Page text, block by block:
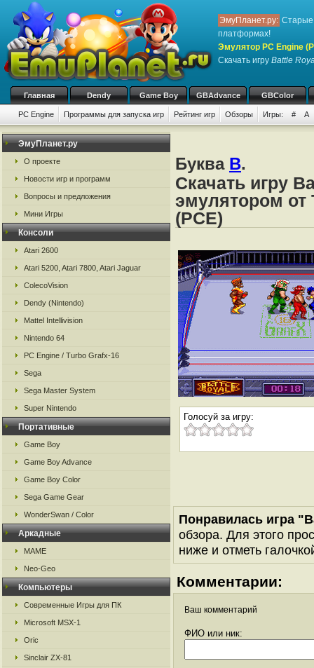
ЭмуПланет.ру: Старые
платформах!
Эмулятор PC Engine
Скачать игру Battle
Главная Dendy Game Boy GBAdvance GBColor
PC Engine Программы для запуска игр Рейтинг игр Обзоры Игры: # A
ЭмуПланет.ру
О проекте
Новости игр и программ
Вопросы и предложения
Мини Игры
Консоли
Atari 2600
Atari 5200, Atari 7800, Atari Jaguar
ColecoVision
Dendy (Nintendo)
Mattel Intellivision
Nintendo 64
PC Engine / Turbo Grafx-16
Sega
Sega Master System
Super Nintendo
Портативные
Game Boy
Game Boy Advance
Game Boy Color
Sega Game Gear
WonderSwan / Color
Аркадные
MAME
Neo-Geo
Компьютеры
Современные Игры для ПК
Microsoft MSX-1
Oric
Sinclair ZX-81
Буква B.
Скачать игру
эмулятором от
(PCE)
Голосуй за игру:
Понравилась игра
обзора. Для этого
ниже и отметь
Комментарии:
Ваш комментарий
ФИО или ник: